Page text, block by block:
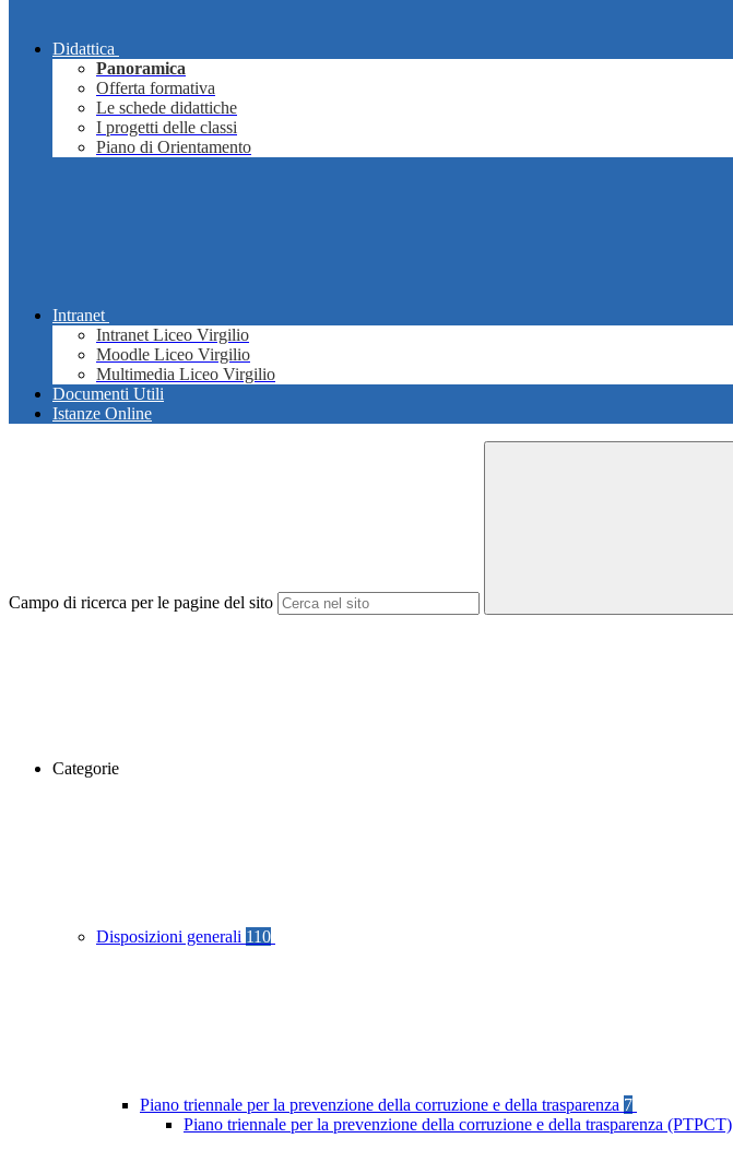
Didattica
Panoramica
Offerta formativa
Le schede didattiche
I progetti delle classi
Piano di Orientamento
Intranet
Intranet Liceo Virgilio
Moodle Liceo Virgilio
Multimedia Liceo Virgilio
Documenti Utili
Istanze Online
Campo di ricerca per le pagine del sito
Categorie
Disposizioni generali 110
Piano triennale per la prevenzione della corruzione e della trasparenza 7
Piano triennale per la prevenzione della corruzione e della trasparenza (PTPCT)